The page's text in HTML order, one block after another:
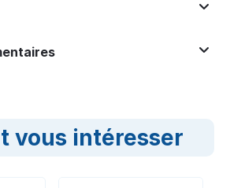
vous intéresser